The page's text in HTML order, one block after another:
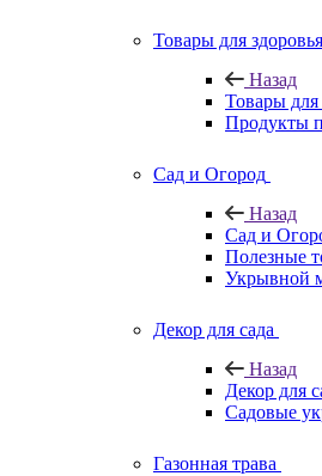
Товары для здоровья
Назад
Товары для
Продукты
Сад и Огород
Назад
Сад и
Полезные
Укрывной
Декор для сада
Назад
Декор для
Садовые
Газонная трава